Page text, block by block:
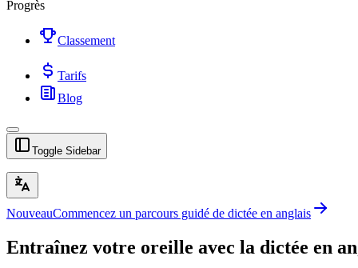
Progrès
Classement
Tarifs
Blog
Toggle Sidebar
NouveauCommencez un parcours guidé de dictée en anglais
Entraînez votre oreille avec la dictée en